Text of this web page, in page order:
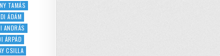
TAMÁS
ÁDÁM
ANDRÁS
ÁRPÁD
CSILLA